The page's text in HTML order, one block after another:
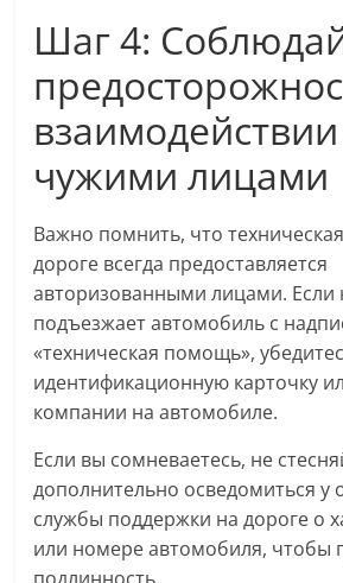
Шаг 4:
взаимодействии
чужими лицами
Важно помнить, что
дороге всегда предоставляется
авторизованными лицами. Если
подъезжает автомобиль с
«техническая помощь»,
идентификационную карточку
компании на автомобиле.
Если вы сомневаетесь, не
дополнительно осведомиться у
службы поддержки на дороге о
или номере автомобиля, чтобы